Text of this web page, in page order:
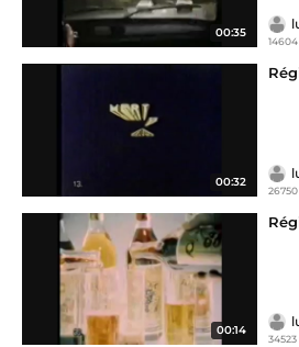
00:35
00:32
00:14